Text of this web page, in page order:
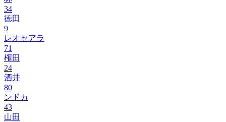
34
徳田
9
レオセアラ
71
権田
24
酒井
80
ンドカ
43
山田